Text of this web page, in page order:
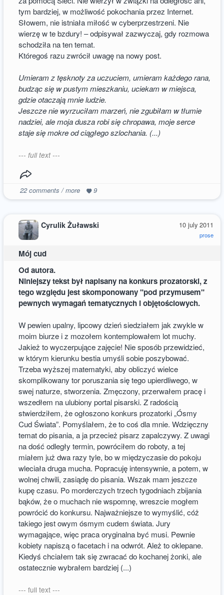
tym bardziej, w możliwość pokochania przez Internet.
Słowem, nie istniała miłość w cyberprzestrzeni. Nie
wierzę w te bzdury! – odpisywał zazwyczaj, gdy rozmowa
schodziła na ten temat.
Któregoś razu zwrócił uwagę na nowy post.
Umieram z tęsknoty za uczuciem, umieram każdego rana,
budząc się w pustym mieszkaniu, uciekam w miejsca,
gdzie otaczają mnie ludzie.
Jeszcze nie wyrzuciłam marzeń, nie zgubiłam w tłumie
nadziei, ale moja dusza robi się chropawa, moje serce
staje się mokre od ciągłego szlochania. (...)
--- full text ---
22comments / more 9
10 july 2011
prose
Cyrulik Żuławski
Mój cud
Od autora.
Niniejszy tekst był napisany na konkurs prozatorski, z
tego względu jest skomponowany "pod przymusem"
pewnych wymagań tematycznych i objętościowych.
W pewien upalny, lipcowy dzień siedziałem jak zwykle w
moim biurze i z mozołem kontemplowałem lot muchy.
Jakież to wyczerpujące zajęcie! Nie sposób przewidzieć,
w którym kierunku bestia umyśli sobie poszybować.
Trzeba wyższej matematyki, aby obliczyć wielce
skomplikowany tor poruszania się tego upierdliwego, w
swej naturze, stworzenia. Zmęczony, przerwałem pracę i
wszedłem na ulubiony portal pisarski. Z radością
stwierdziłem, że ogłoszono konkurs prozatorki „Ósmy
Cud Świata”. Pomyślałem, że to coś dla mnie. Wdzięczny
temat do pisania, a ja przecież pisarz zapalczywy. Z uwagi
na dość odległy termin, powróciłem do roboty, a tej
miałem już dwa razy tyle, bo w międzyczasie do pokoju
wleciała druga mucha. Popracuję intensywnie, a potem, w
wolnej chwili, zasiądę do pisania. Wszak mam jeszcze
kupę czasu. Po morderczych trzech tygodniach zbijania
bąków, że o muchach nie wspomnę, wreszcie mogłem
powrócić do konkursu. Najważniejsze to wymyślić, cóż
takiego jest owym ósmym cudem świata. Jury
wymagające, więc praca oryginalna być musi. Pewnie
kobiety napiszą o facetach i na odwrót. Ależ to oklepane.
Kiedyś chciałem tak się zwracać do kochanej żonki, ale
ostatecznie wybrałem bardziej (...)
--- full text ---